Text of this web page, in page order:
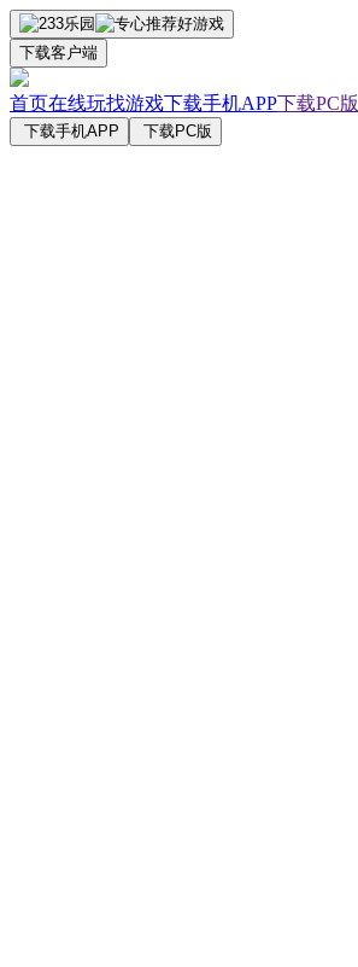
下载客户端
首页在线玩找游戏下载手机APP下载PC版
下载手机APP 下载PC版